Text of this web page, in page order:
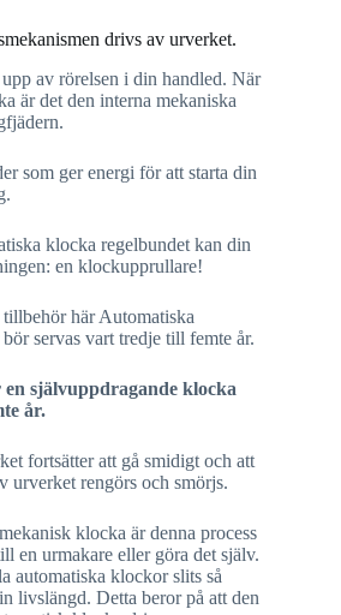
drivs av urverket.
av rörelsen i din handled. När
är det den interna mekaniska
som ger energi för att starta din
klocka regelbundet kan din
en klockupprullare!
här Automatiska
servas vart tredje till femte år.
självuppdragande klocka
år.
fortsätter att gå smidigt och att
urverket rengörs och smörjs.
klocka är denna process
en urmakare eller göra det själv.
automatiska klockor slits så
livslängd. Detta beror på att den